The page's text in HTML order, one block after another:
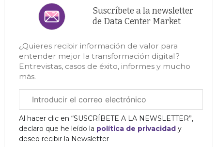
Suscríbete a la newsletter
de Data Center Market
¿Quieres recibir información de valor para
entender mejor la transformación digital?
Entrevistas, casos de éxito, informes y mucho
más.
electrónico
corporativo
Al hacer clic en “SUSCRÍBETE A LA NEWSLETTER”,
declaro que he leído la política de privacidad y
deseo recibir la Newsletter